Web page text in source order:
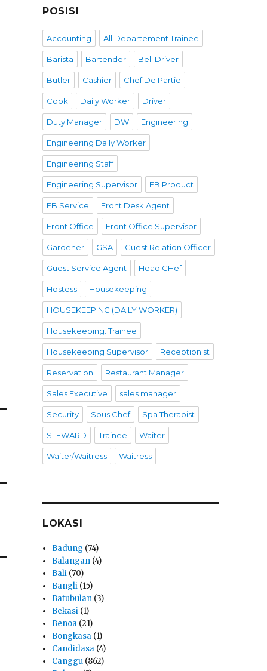
POSISI
Accounting All Departement Trainee
Barista Bartender Bell Driver
Butler Cashier Chef De Partie
Cook Daily Worker Driver
Duty Manager DW Engineering
Engineering Daily Worker
Engineering Staff
Engineering Supervisor FB Product
FB Service Front Desk Agent
Front Office Front Office Supervisor
Gardener GSA Guest Relation Officer
Guest Service Agent Head CHef
Hostess Housekeeping
HOUSEKEEPING (DAILY WORKER)
Housekeeping. Trainee
Housekeeping Supervisor Receptionist
Reservation Restaurant Manager
Sales Executive sales manager
Security Sous Chef Spa Therapist
STEWARD Trainee Waiter
Waiter/Waitress Waitress
LOKASI
Badung (74)
Balangan (4)
Bali (70)
Bangli (15)
Batubulan (3)
Bekasi (1)
Benoa (21)
Bongkasa (1)
Candidasa (4)
Canggu (862)